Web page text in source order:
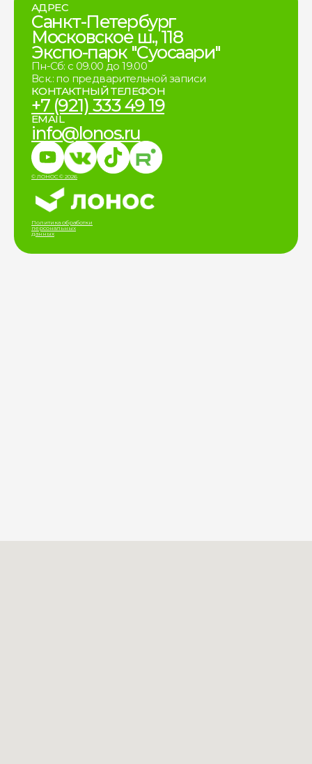
АДРЕС
Санкт-Петербург
Московское ш., 118
Экспо-парк "Суосаари"
Пн-Сб: с 09.00 до 19.00
Вск.: по предварительной записи
КОНТАКТНЫЙ ТЕЛЕФОН
+7 (921) 333 49 19
EMAIL
info@lonos.ru
© ЛОНОС © 2026
Политика обработки
персональных
данных